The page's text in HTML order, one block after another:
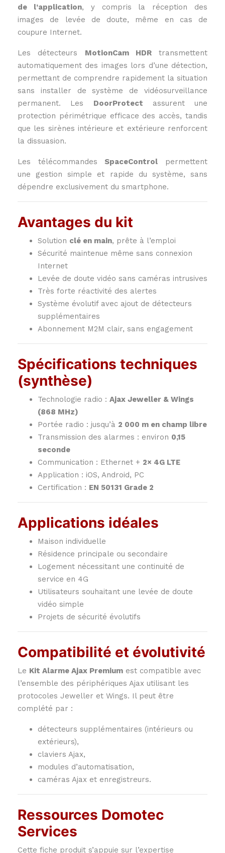
de l’application, y compris la réception des
images de levée de doute, même en cas de
coupure Internet.
Les détecteurs MotionCam HDRtransmettent
automatiquement des images lors d’une détection,
permettant de comprendre rapidement la situation
sans installer de système de vidéosurveillance
permanent. Les DoorProtect assurent une
protection périmétrique efficace des accès, tandis
que les sirènes intérieure et extérieure renforcent
la dissuasion.
Les télécommandes SpaceControl permettent
une gestion simple et rapide du système, sans
dépendre exclusivement du smartphone.
Avantages du kit
Solution clé en main, prête à l’emploi
Sécurité maintenue même sans connexion
Internet
Levée de doute vidéo sans caméras intrusives
Très forte réactivité des alertes
Système évolutif avec ajout de détecteurs
supplémentaires
Abonnement M2M clair, sans engagement
Spécifications techniques
(synthèse)
Technologie radio : Ajax Jeweller & Wings
(868 MHz)
Portée radio : jusqu’à 2 000 m en champ libre
Transmission des alarmes : environ 0,15
seconde
Communication : Ethernet + 2× 4G LTE
Application : iOS, Android, PC
Certification : EN 50131 Grade 2
Applications idéales
Maison individuelle
Résidence principale ou secondaire
Logement nécessitant une continuité de
service en 4G
Utilisateurs souhaitant une levée de doute
vidéo simple
Projets de sécurité évolutifs
Compatibilité et évolutivité
Le Kit Alarme Ajax Premium est compatible avec
l’ensemble des périphériques Ajax utilisant les
protocoles Jeweller et Wings. Il peut être
complété par :
détecteurs supplémentaires (intérieurs ou
extérieurs),
claviers Ajax,
modules d’automatisation,
caméras Ajax et enregistreurs.
Ressources Domotec
Services
Cette fiche produit s’appuie sur l’expertise